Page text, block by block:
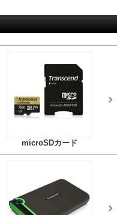
microSDカード